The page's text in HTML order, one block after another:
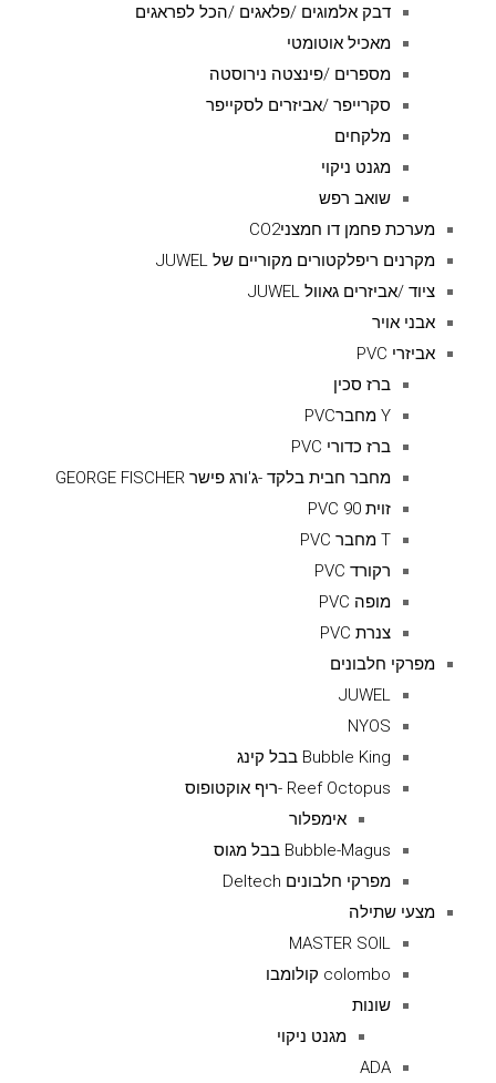
דבק אלמוגים /פלאגים /הכל לפראגים
מאכיל אוטומטי
מספרים /פינצטה נירוסטה
סקרייפר /אביזרים לסקייפר
מלקחים
מגנט ניקוי
שואב רפש
מערכת פחמן דו חמצניCO2
מקרנים ריפלקטורים מקוריים של JUWEL
ציוד /אביזרים גאוול JUWEL
אבני אויר
אביזרי PVC
ברז סכין
Y מחברPVC
ברז כדורי PVC
מחבר חבית בלקד -ג'ורג פישר GEORGE FISCHER
זוית 90 PVC
T מחבר PVC
רקורד PVC
מופה PVC
צנרת PVC
מפרקי חלבונים
JUWEL
NYOS
Bubble King בבל קינג
Reef Octopus -ריף אוקטופוס
אימפלור
Bubble-Magus בבל מגוס
מפרקי חלבונים Deltech
מצעי שתילה
MASTER SOIL
colombo קולומבו
שונות
מגנט ניקוי
ADA